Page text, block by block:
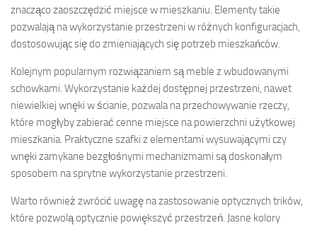
znacząco zaoszczędzić miejsce w mieszkaniu. Elementy takie
pozwalają na wykorzystanie przestrzeni w różnych konfiguracjach,
dostosowując się do zmieniających się potrzeb mieszkańców.
Kolejnym popularnym rozwiązaniem są meble z wbudowanymi
schowkami. Wykorzystanie każdej dostępnej przestrzeni, nawet
niewielkiej wnęki w ścianie, pozwala na przechowywanie rzeczy,
które mogłyby zabierać cenne miejsce na powierzchni użytkowej
mieszkania. Praktyczne szafki z elementami wysuwającymi czy
wnęki zamykane bezgłośnymi mechanizmami są doskonałym
sposobem na sprytne wykorzystanie przestrzeni.
Warto również zwrócić uwagę na zastosowanie optycznych trików,
które pozwolą optycznie powiększyć przestrzeń. Jasne kolory